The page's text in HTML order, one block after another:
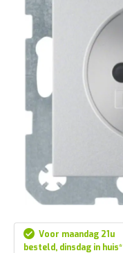
Voor maandag 21u
besteld, dinsdag in huis*